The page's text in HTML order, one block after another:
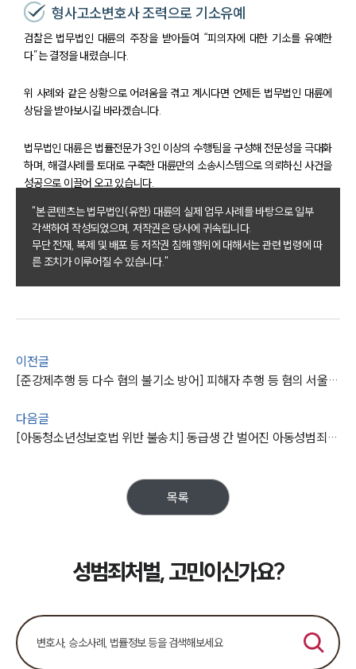
팀소개
통합검색
업무사례
주요 업무사례
사례분석/최신동향
법률정보
성범죄대응부 업무
전체
형사고소변호사 조력으로 기소유예
검찰은 법무법인 대륜의 주장을 받아들여 “피의자에 대한 기소를 유예한
다”는 결정을 내렸습니다.
위 사례와 같은 상황으로 어려움을 겪고 계시다면 언제든 법무법인 대륜에
상담을 받아보시길 바라겠습니다.
법무법인 대륜은 법률전문가 3인 이상의 수행팀을 구성해 전문성을 극대화
하며, 해결사례를 토대로 구축한 대륜만의 소송시스템으로 의뢰하신 사건을
성공으로 이끌어 오고 있습니다.
"본 콘텐츠는 법무법인(유한) 대륜의 실제 업무 사례를 바탕으로 일부
각색하여 작성되었으며, 저작권은 당사에 귀속됩니다.
무단 전재, 복제 및 배포 등 저작권 침해 행위에 대해서는 관련 법령에 따
른 조치가 이루어질 수 있습니다."
이전글
[준강제추행 등 다수 혐의 불기소 방어] 피해자 추행 등 혐의 서울성범죄변호사 조력으로 검찰 단계 불기소
다음글
[아동청소년성보호법 위반 불송치] 동급생 간 벌어진 아동성범죄 강제추행전문변호사 조력으로 혐의없음 종결
목록
성범죄처벌, 고민이신가요?